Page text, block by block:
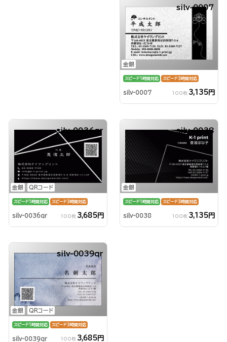
金銀
silv-0007
スピード1時間対応 スピード3時間対応
silv-0007 100枚 3,135円
金銀 QRコード
silv-0036qr
スピード1時間対応 スピード3時間対応
silv-0036qr 100枚 3,685円
金銀
silv-0038
スピード1時間対応 スピード3時間対応
silv-0038 100枚 3,135円
金銀 QRコード
silv-0039qr
スピード1時間対応 スピード3時間対応
silv-0039qr 100枚 3,685円